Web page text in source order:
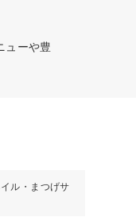
ューや豊
ル・まつげサ